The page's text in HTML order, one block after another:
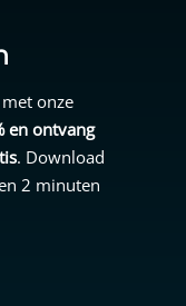
met onze
en ontvang
. Download
2 minuten